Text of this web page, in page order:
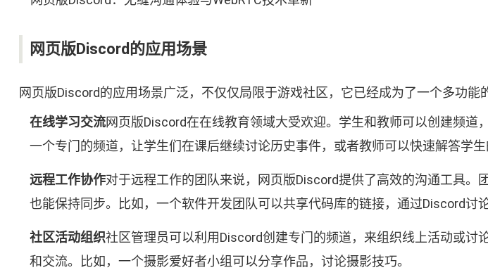
网页版Discord的应用场景
网页版Discord的应用场景广泛，不仅仅局限于游戏社区，它已经成为了一个多功能
在线学习交流网页版Discord在在线教育领域大受欢迎。学生和教师可以创建频
一个专门的频道，让学生们在课后继续讨论历史事件，或者教师可以快速解答学生
远程工作协作对于远程工作的团队来说，网页版Discord提供了高效的沟通工具
也能保持同步。比如，一个软件开发团队可以共享代码库的链接，通过Discord讨
社区活动组织社区管理员可以利用Discord创建专门的频道，来组织线上活动或
和交流。比如，一个摄影爱好者小组可以分享作品，讨论摄影技巧。